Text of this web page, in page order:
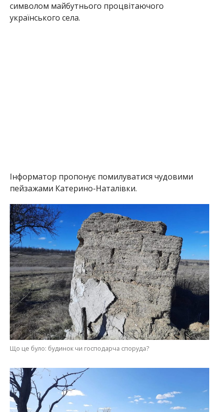
символом майбутнього процвітаючого
українського села.
Інформатор пропонує помилуватися чудовими
пейзажами Катерино-Наталівки.
Що це було: будинок чи господарча споруда?